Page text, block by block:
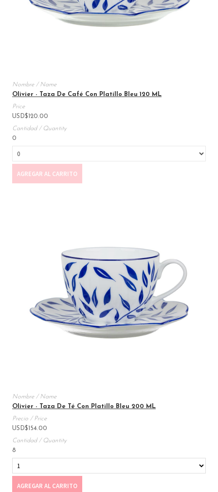
Olivier - Taza De Café Con Platillo Bleu 120 ML
USD$ 120.00
0
AGREGAR AL CARRITO
Olivier - Taza De Té Con Platillo Bleu 200 ML
USD$ 154.00
8
AGREGAR AL CARRITO